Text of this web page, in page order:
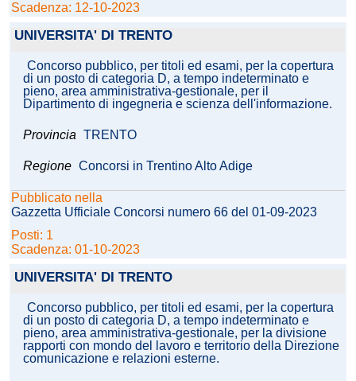
Scadenza: 12-10-2023
UNIVERSITA' DI TRENTO
Concorso pubblico, per titoli ed esami, per la copertura
di un posto di categoria D, a tempo indeterminato e
pieno, area amministrativa-gestionale, per il
Dipartimento di ingegneria e scienza dell'informazione.
Provincia TRENTO
Regione Concorsi in Trentino Alto Adige
Pubblicato nella
Gazzetta Ufficiale Concorsi numero 66 del 01-09-2023
Posti: 1
Scadenza: 01-10-2023
UNIVERSITA' DI TRENTO
Concorso pubblico, per titoli ed esami, per la copertura
di un posto di categoria D, a tempo indeterminato e
pieno, area amministrativa-gestionale, per la divisione
rapporti con mondo del lavoro e territorio della Direzione
comunicazione e relazioni esterne.